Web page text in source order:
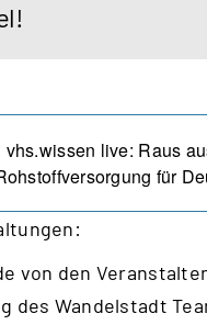
vhs.wissen live: Raus
für
von den
des Wandelstadt